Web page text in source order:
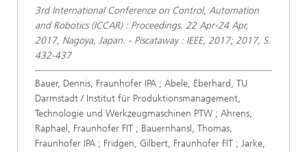
3rd International Conference on Control, Automation
and Robotics (ICCAR) : Proceedings. 22 Apr-24 Apr,
2017, Nagoya, Japan. - Piscataway : IEEE, 2017; 2017, S.
432-437
Bauer, Dennis, Fraunhofer IPA ; Abele, Eberhard, TU
Darmstadt / Institut für Produktionsmanagement,
Technologie und Werkzeugmaschinen PTW ; Ahrens,
Raphael, Fraunhofer FIT ; Bauernhansl, Thomas,
Fraunhofer IPA ; Fridgen, Gilbert, Fraunhofer FIT ; Jarke,